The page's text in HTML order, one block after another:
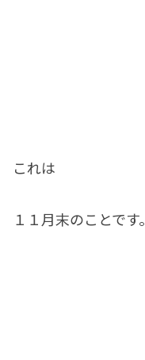
これは
１１月末のことです。